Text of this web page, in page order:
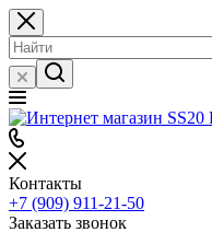
Контакты
+7 (909) 911-21-50
Заказать звонок